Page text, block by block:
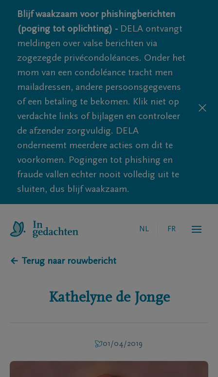
Blijf waakzaam voor phishingberichten
(poging tot oplichting) - DELA ontvangt
meldingen over valse berichten via
zogezegde privécondoléances. Onder het
mom van een condoléance tracht men
mailadressen, andere persoonsgegevens
of een betaling te bekomen. Klik niet op
verdachte links of bijlagen en controleer
de afzender zorgvuldig. DELA
onderneemt meerdere acties om dit te
voorkomen. Pogingen tot phishing en
fraude vallen echter nooit volledig uit te
sluiten, dus blijf waakzaam.
NL FR
← Terug naar rouwbericht
Kathelyne de Jonge
01/04/2019